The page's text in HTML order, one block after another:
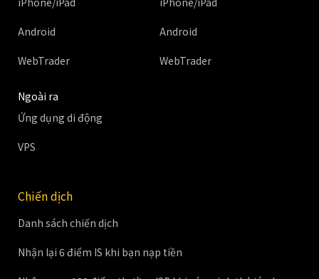
Android
WebTrader
Android
WebTrader
Ngoài ra
Ứng dụng di động
VPS
Chiến dịch
Danh sách chiến dịch
Nhận lại 6 điểm IS khi bạn nạp tiền